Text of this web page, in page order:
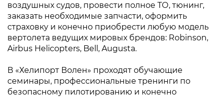
воздушных судов, провести полное ТО, тюнинг,
заказать необходимые запчасти, оформить
страховку и конечно приобрести любую модель
вертолета ведущих мировых брендов: Robinson,
Airbus Helicopters, Bell, Augusta.
В «Хелипорт Волен» проходят обучающие
семинары, профессиональные тренинги по
безопасному пилотированию и конечно